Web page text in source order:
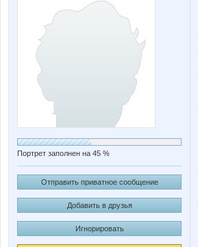
Портрет заполнен на 45 %
Отправить приватное сообщение
Добавить в друзья
Игнорировать